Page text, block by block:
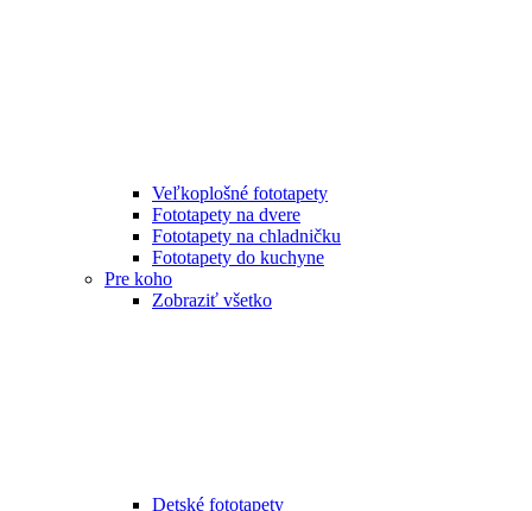
Veľkoplošné fototapety
Fototapety na dvere
Fototapety na chladničku
Fototapety do kuchyne
Pre koho
Zobraziť všetko
Detské fototapety